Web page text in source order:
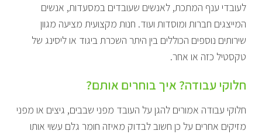
לעובדי ענף המתכת, לאנשים שעובדים במסעדות, אנשים
המייצגים חברות ומוסדות ועוד. חנות מקצועית מציעה מגוון
שירותים נוספים הכוללים בין היתר השכרת ביגוד או ליסינג של
טקסטיל כזה או אחר.
חלוקי עבודה? איך בוחרים אותם?
חלוקי עבודה אמורים להגן על העובד מפני שבבים, גיצים או מפני
מזיקים אחרים על כן חשוב לבדוק מאיזה חומר גלם עשוי אותו